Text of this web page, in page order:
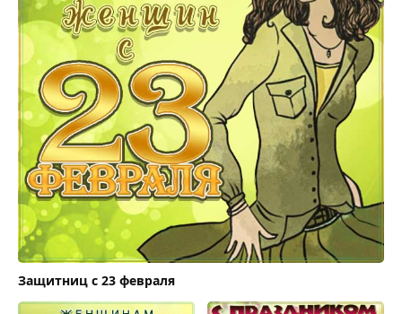
Защитниц с 23 февраля